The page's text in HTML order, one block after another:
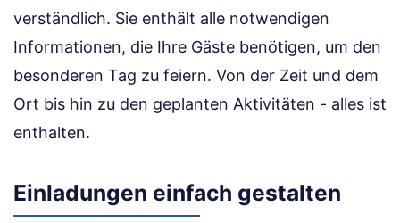
verständlich. Sie enthält alle notwendigen
Informationen, die Ihre Gäste benötigen, um den
besonderen Tag zu feiern. Von der Zeit und dem
Ort bis hin zu den geplanten Aktivitäten - alles ist
enthalten.
Einladungen einfach gestalten